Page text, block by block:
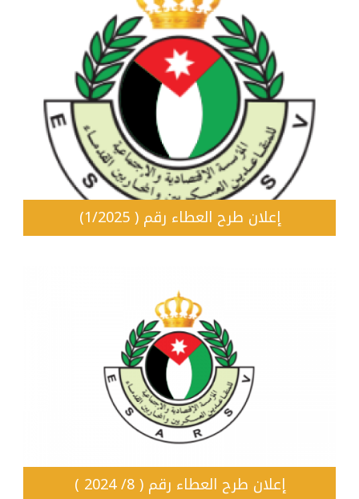
إعلان طرح العطاء رقم ( 1/2025)
إعلان طرح العطاء رقم ( 8/ 2024 )